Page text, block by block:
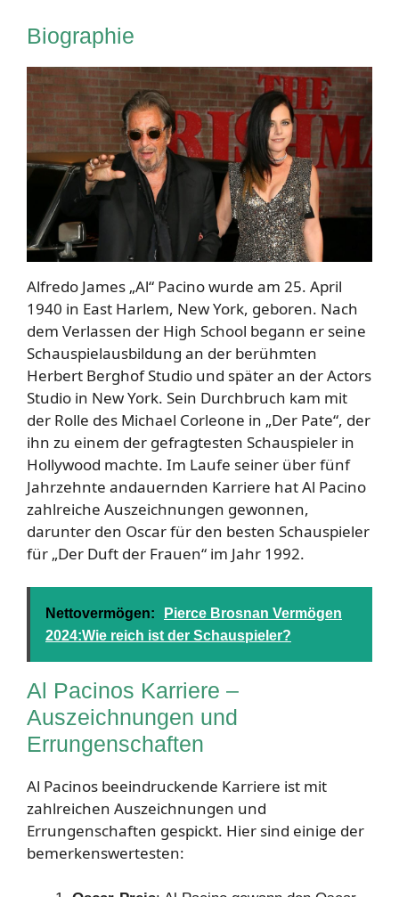
Biographie
Alfredo James „Al“ Pacino wurde am 25. April
1940 in East Harlem, New York, geboren. Nach
dem Verlassen der High School begann er seine
Schauspielausbildung an der berühmten
Herbert Berghof Studio und später an der Actors
Studio in New York. Sein Durchbruch kam mit
der Rolle des Michael Corleone in „Der Pate“, der
ihn zu einem der gefragtesten Schauspieler in
Hollywood machte. Im Laufe seiner über fünf
Jahrzehnte andauernden Karriere hat Al Pacino
zahlreiche Auszeichnungen gewonnen,
darunter den Oscar für den besten Schauspieler
für „Der Duft der Frauen“ im Jahr 1992.
Nettovermögen:
Pierce Brosnan Vermögen
2024:Wie reich ist der Schauspieler?
Al Pacinos Karriere –
Auszeichnungen und
Errungenschaften
Al Pacinos beeindruckende Karriere ist mit
zahlreichen Auszeichnungen und
Errungenschaften gespickt. Hier sind einige der
bemerkenswertesten: